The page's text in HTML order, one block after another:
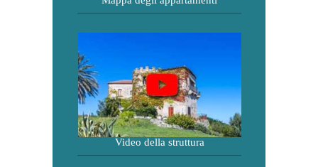
Video della struttura